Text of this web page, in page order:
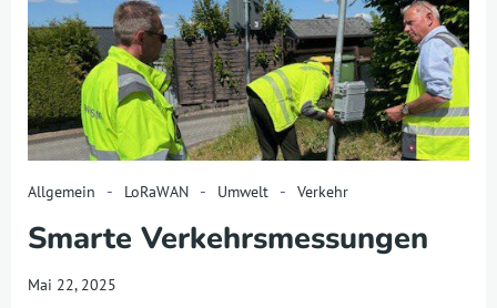
Allgemein - LoRaWAN - Umwelt - Verkehr
Smarte Verkehrsmessungen
Mai 22, 2025